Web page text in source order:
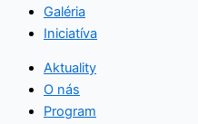
Galéria
Iniciatíva
Aktuality
O nás
Program